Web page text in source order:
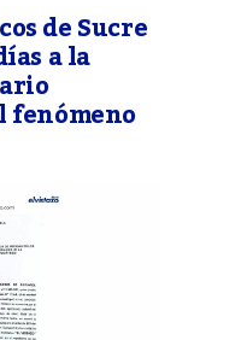
de Sucre
a la